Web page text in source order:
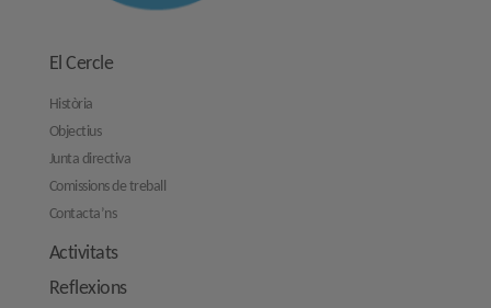
El Cercle
Història
Objectius
Junta directiva
Comissions de treball
Contacta’ns
Activitats
Reflexions